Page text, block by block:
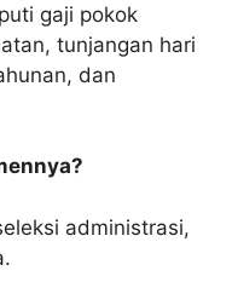
gaji pokok
tunjangan hari
dan
administrasi,